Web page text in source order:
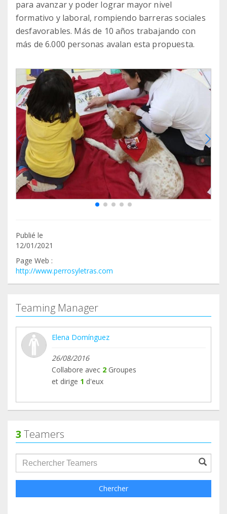
para avanzar y poder lograr mayor nivel
formativo y laboral, rompiendo barreras sociales
desfavorables. Más de 10 años trabajando con
más de 6.000 personas avalan esta propuesta.
Publié le
12/01/2021
Page Web :
http://www.perrosyletras.com
Teaming Manager
Elena Domínguez
26/08/2016
Collabore avec 2 Groupes
et dirige 1 d'eux
3 Teamers
groupProfile.searchForm.search.text???
Chercher